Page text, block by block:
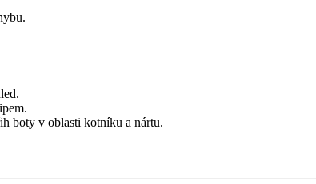
boty v oblasti kotníku a nártu.